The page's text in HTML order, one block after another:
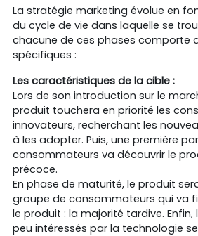
La stratégie marketing évolue en
du cycle de vie dans laquelle se
chacune de ces phases comporte
spécifiques :
Les caractéristiques de la cible :
Lors de son introduction sur le
produit touchera en priorité les
innovateurs, recherchant les
à les adopter. Puis, une première
consommateurs va découvrir le
précoce.
En phase de maturité, le produit
groupe de consommateurs qui va
le produit : la majorité tardive.
peu intéressés par la technologie